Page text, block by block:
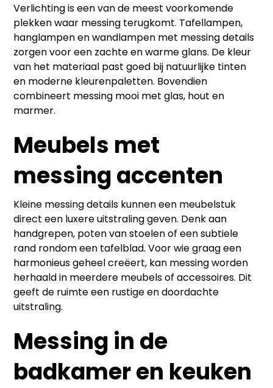
Verlichting is een van de meest voorkomende
plekken waar messing terugkomt. Tafellampen,
hanglampen en wandlampen met messing details
zorgen voor een zachte en warme glans. De kleur
van het materiaal past goed bij natuurlijke tinten
en moderne kleurenpaletten. Bovendien
combineert messing mooi met glas, hout en
marmer.
Meubels met
messing accenten
Kleine messing details kunnen een meubelstuk
direct een luxere uitstraling geven. Denk aan
handgrepen, poten van stoelen of een subtiele
rand rondom een tafelblad. Voor wie graag een
harmonieus geheel creëert, kan messing worden
herhaald in meerdere meubels of accessoires. Dit
geeft de ruimte een rustige en doordachte
uitstraling.
Messing in de
badkamer en keuken